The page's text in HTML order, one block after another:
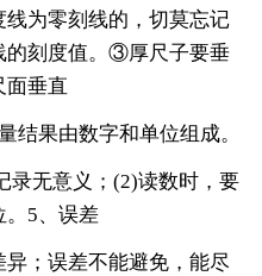
为零刻线的，切莫忘记
的刻度值。③厚尺子要垂
垂直
结果由数字和单位组成。
录无意义；(2)读数时，要
。5、误差
；误差不能避免，能尽